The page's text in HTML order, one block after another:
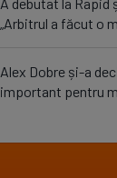
„Arbitrul a făcut o
Alex Dobre și-a
important pentru